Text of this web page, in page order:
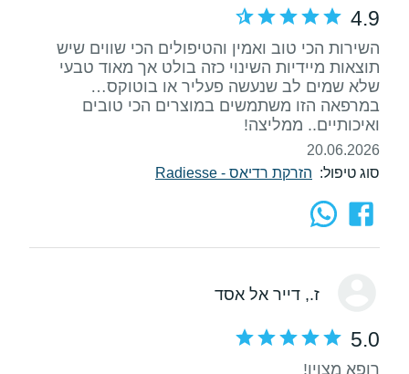
4.9
השירות הכי טוב ואמין והטיפולים הכי שווים שיש
תוצאות מיידיות השינוי כזה בולט אך מאוד טבעי
שלא שמים לב שנעשה פעליר או בוטוקס…
במרפאה הזו משתמשים במוצרים הכי טובים
ואיכותיים.. ממליצה!
20.06.2026
סוג טיפול: הזרקת רדיאס - Radiesse
ז., דייר אל אסד
5.0